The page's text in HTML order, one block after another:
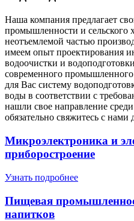
Наша компания предлагает
промышленности и сельского
неотъемлемой частью
имеем опыт проектирования
водоочистки и
современного промышленного
для Вас систему
воды в соответствии с
нашли свое направление
обязательно свяжитесь с нами
Микроэлектроника и
приборостроение
Узнать подробнее
Пищевая
напитков